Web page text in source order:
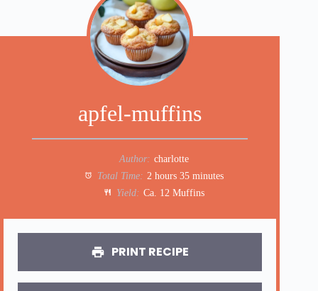
apfel-muffins
Author: charlotte
Total Time: 2 hours 35 minutes
Yield: Ca. 12 Muffins
PRINT RECIPE